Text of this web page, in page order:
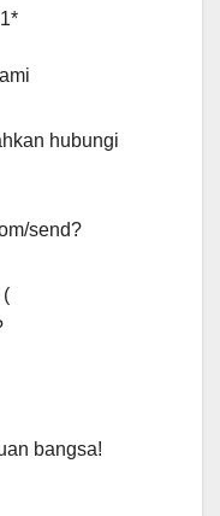
hubungi
send?
(
bangsa!